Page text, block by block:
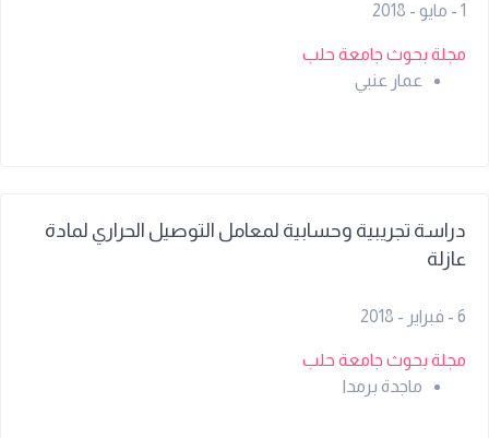
1 - مايو - 2018
مجلة بحوث جامعة حلب
عمار عنبي
دراسة تجريبية وحسابية لمعامل التوصيل الحراري لمادة
عازلة
6 - فبراير - 2018
مجلة بحوث جامعة حلب
ماجدة برمدا